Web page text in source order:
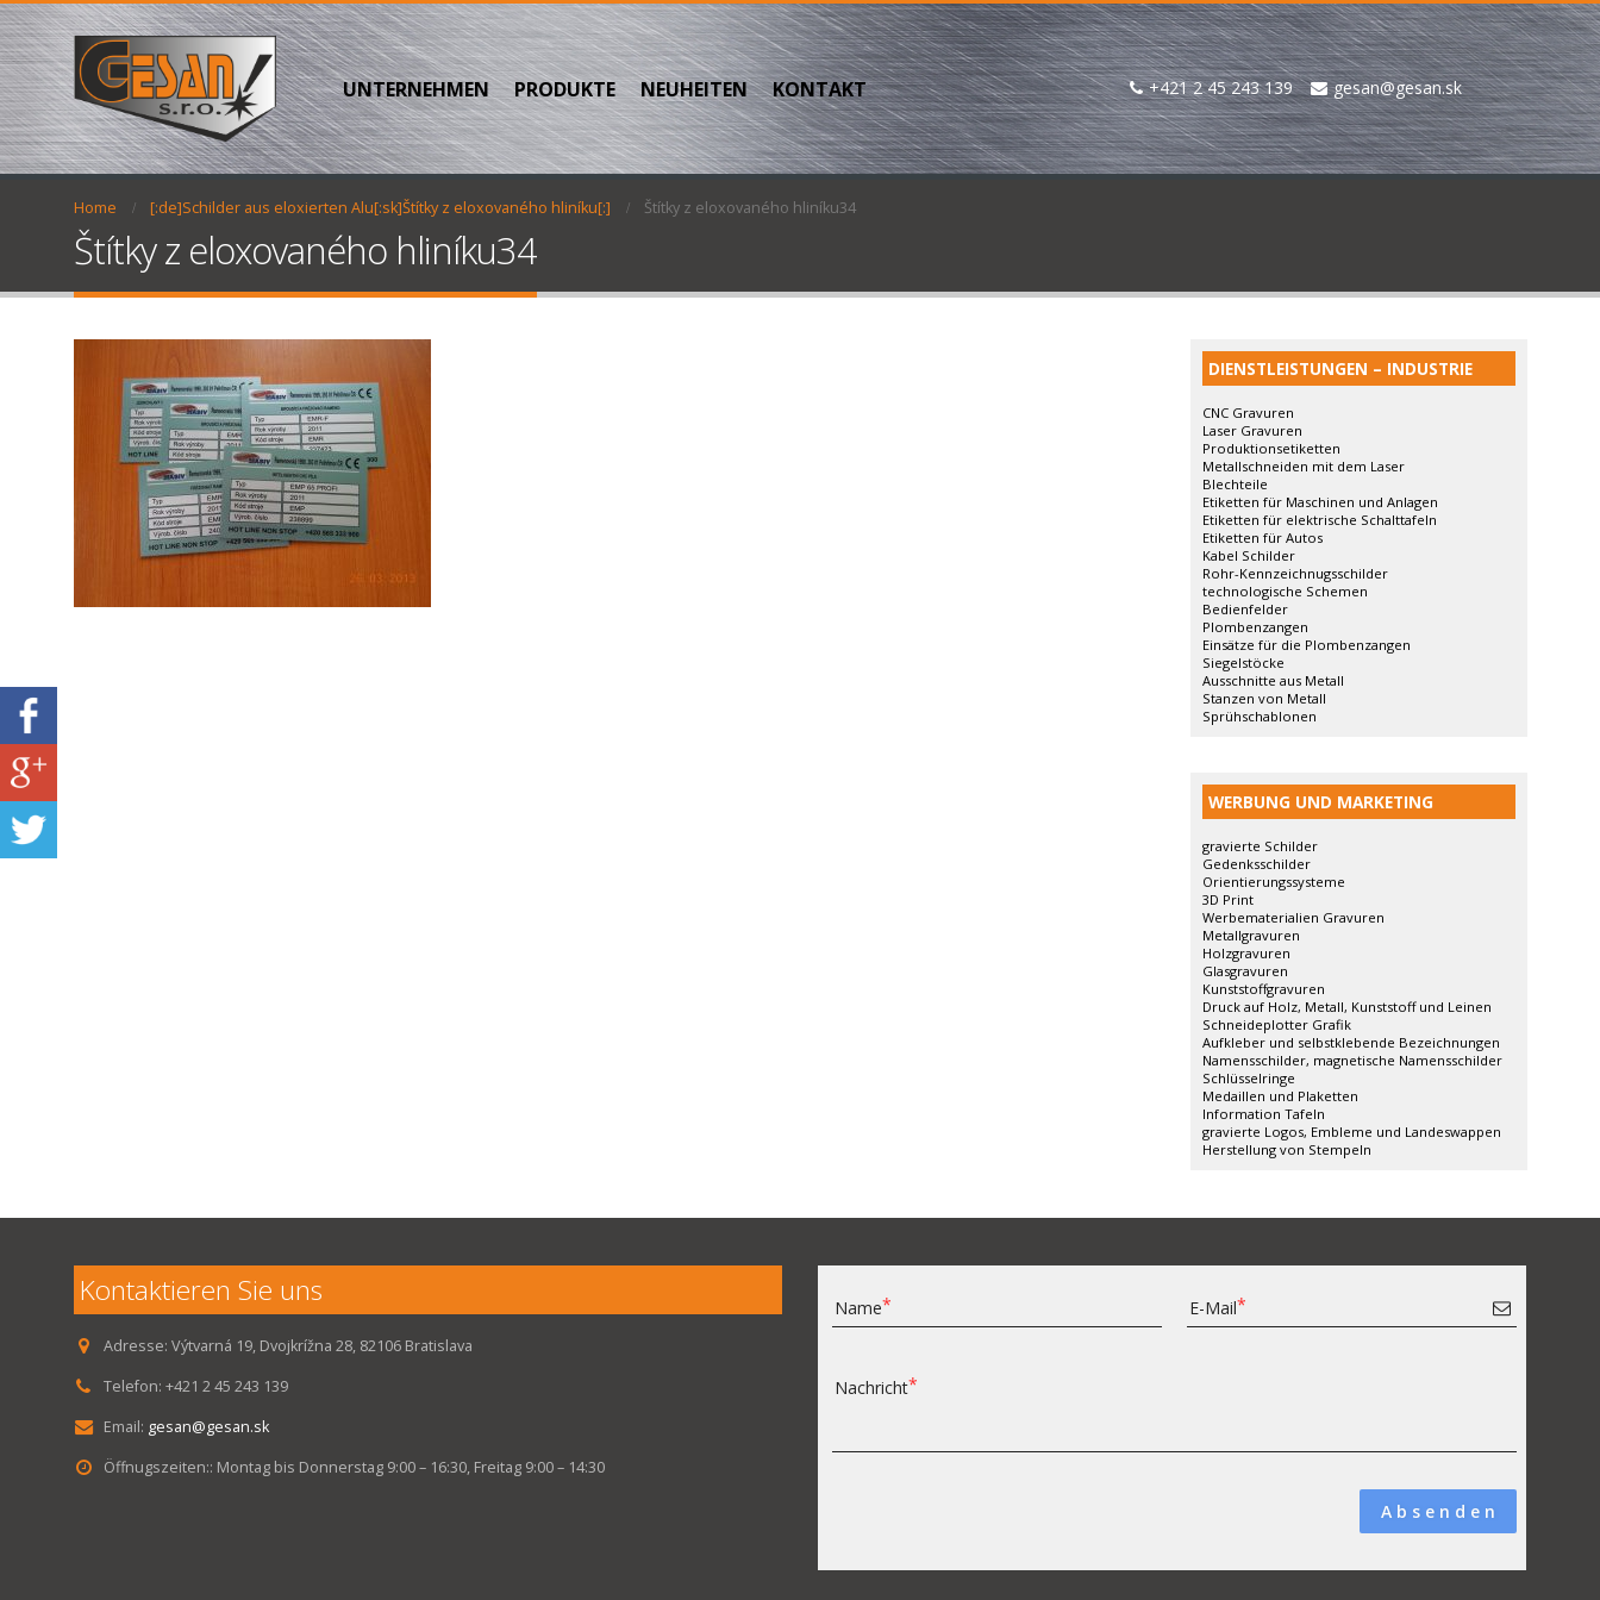
UNTERNEHMEN PRODUKTE NEUHEITEN KONTAKT +421 2 45 243 139 gesan@gesan.sk
Home [:de]Schilder aus eloxierten Alu[:sk]Štítky z eloxovaného hliníku[:] Štítky z eloxovaného hliníku34
Štítky z eloxovaného hliníku34
DIENSTLEISTUNGEN – INDUSTRIE
CNC Gravuren
Laser Gravuren
Produktionsetiketten
Metallschneiden mit dem Laser
Blechteile
Etiketten für Maschinen und Anlagen
Etiketten für elektrische Schalttafeln
Etiketten für Autos
Kabel Schilder
Rohr-Kennzeichnugsschilder
technologische Schemen
Bedienfelder
Plombenzangen
Einsätze für die Plombenzangen
Siegelstöcke
Ausschnitte aus Metall
Stanzen von Metall
Sprühschablonen
WERBUNG UND MARKETING
gravierte Schilder
Gedenksschilder
Orientierungssysteme
3D Print
Werbematerialien Gravuren
Metallgravuren
Holzgravuren
Glasgravuren
Kunststoffgravuren
Druck auf Holz, Metall, Kunststoff und Leinen
Schneideplotter Grafik
Aufkleber und selbstklebende Bezeichnungen
Namensschilder, magnetische Namensschilder
Schlüsselringe
Medaillen und Plaketten
Information Tafeln
gravierte Logos, Embleme und Landeswappen
Herstellung von Stempeln
Kontaktieren Sie uns
Adresse: Výtvarná 19, Dvojkrížna 28, 82106 Bratislava
Telefon: +421 2 45 243 139
Email: gesan@gesan.sk
Öffnugszeiten:: Montag bis Donnerstag 9:00 – 16:30, Freitag 9:00 – 14:30
Name E-Mail
Nachricht
A b s e n d e n